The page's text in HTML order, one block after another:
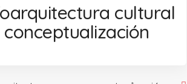
cultural
conceptualización